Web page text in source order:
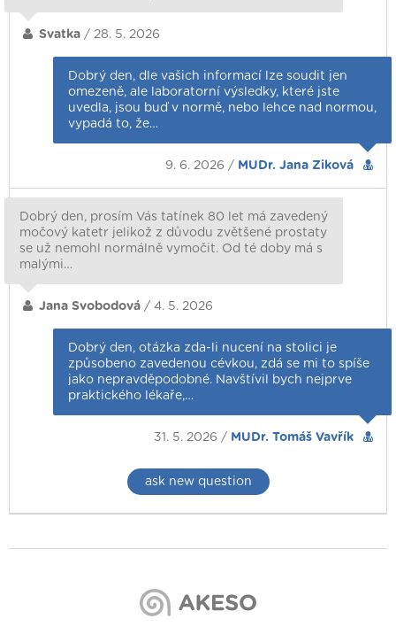
Svatka / 28. 5. 2026
Dobrý den, dle vašich informací lze soudit jen
omezeně, ale laboratorní výsledky, které jste
uvedla, jsou buď v normě, nebo lehce nad normou,
vypadá to, že…
9. 6. 2026 / MUDr. Jana Ziková
Dobrý den, prosím Vás tatínek 80 let má zavedený
močový katetr jelikož z důvodu zvětšené prostaty
se už nemohl normálně vymočit. Od té doby má s
malými…
Jana Svobodová / 4. 5. 2026
Dobrý den, otázka zda-li nucení na stolici je
způsobeno zavedenou cévkou, zdá se mi to spíše
jako nepravděpodobné. Navštívil bych nejprve
praktického lékaře,…
31. 5. 2026 / MUDr. Tomáš Vavřík
ask new question